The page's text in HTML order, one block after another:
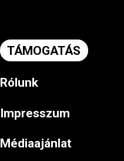
TÁMOGATÁS
Rólunk
Impresszum
Médiaajánlat